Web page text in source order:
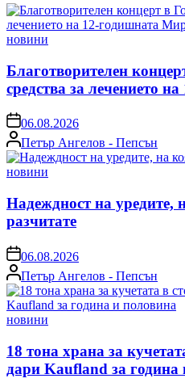
Posted
новини
Благотворителен
средства за лечението
on06.08.2026
Posted
by
Петър Ангелов - Пепсън
Posted
новини
Надеждност на уредите,
разчитате
on06.08.2026
Posted
by
Петър Ангелов - Пепсън
Posted
новини
18 тона храна за
дари Kaufland за година